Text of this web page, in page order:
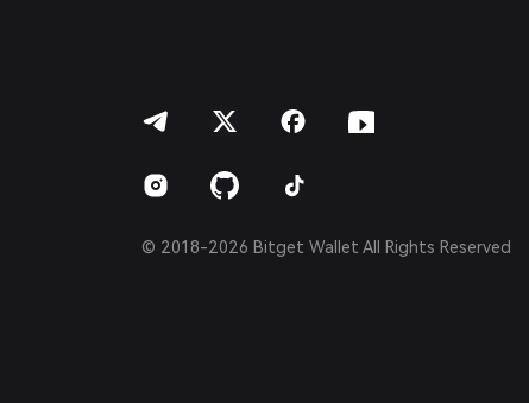
© 2018-2026 Bitget Wallet All Rights Reserved